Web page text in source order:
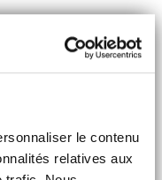
le contenu
relatives aux
Ballet NYC -
Cadillac,